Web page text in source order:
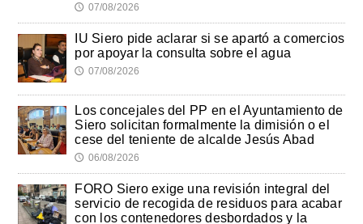
🕔 07/08/2026
IU Siero pide aclarar si se apartó a comercios
por apoyar la consulta sobre el agua
🕔 07/08/2026
Los concejales del PP en el Ayuntamiento de
Siero solicitan formalmente la dimisión o el
cese del teniente de alcalde Jesús Abad
🕔 06/08/2026
FORO Siero exige una revisión integral del
servicio de recogida de residuos para acabar
con los contenedores desbordados y la